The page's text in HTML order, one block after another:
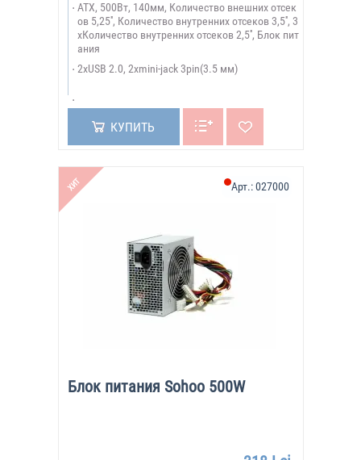
ATX, 500Вт, 140мм, Количество внешних отсек
ов 5,25'', Количество внутренних отсеков 3,5'', 3
xКоличество внутренних отсеков 2,5'', Блок пит
ания
2xUSB 2.0, 2xmini-jack 3pin(3.5 мм)
КУПИТЬ
ХИТ
Блок питания Sohoo 500W
Арт.:027000